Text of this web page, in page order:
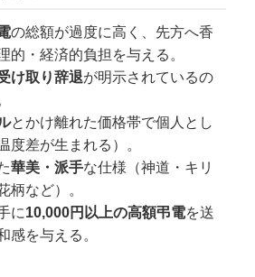
の総額が過度に高く、先方へ香
的・経済的負担を与える。
け取り辞退が明示されているの
とかけ離れた価格帯で個人とし
度差が生まれる）。
華美・派手な仕様（神道・キリ
柄など）。
に10,000円以上の高額弔電を送
感を与える。